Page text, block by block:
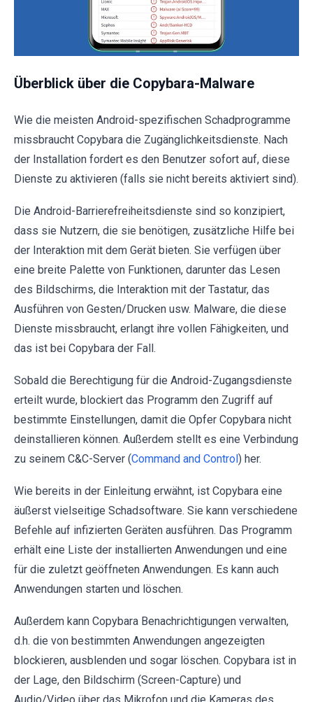
Überblick über die Copybara-Malware
Wie die meisten Android-spezifischen Schadprogramme
missbraucht Copybara die Zugänglichkeitsdienste. Nach
der Installation fordert es den Benutzer sofort auf, diese
Dienste zu aktivieren (falls sie nicht bereits aktiviert sind).
Die Android-Barrierefreiheitsdienste sind so konzipiert,
dass sie Nutzern, die sie benötigen, zusätzliche Hilfe bei
der Interaktion mit dem Gerät bieten. Sie verfügen über
eine breite Palette von Funktionen, darunter das Lesen
des Bildschirms, die Interaktion mit der Tastatur, das
Ausführen von Gesten/Drucken usw. Malware, die diese
Dienste missbraucht, erlangt ihre vollen Fähigkeiten, und
das ist bei Copybara der Fall.
Sobald die Berechtigung für die Android-Zugangsdienste
erteilt wurde, blockiert das Programm den Zugriff auf
bestimmte Einstellungen, damit die Opfer Copybara nicht
deinstallieren können. Außerdem stellt es eine Verbindung
zu seinem C&C-Server (Command and Control) her.
Wie bereits in der Einleitung erwähnt, ist Copybara eine
äußerst vielseitige Schadsoftware. Sie kann verschiedene
Befehle auf infizierten Geräten ausführen. Das Programm
erhält eine Liste der installierten Anwendungen und eine
für die zuletzt geöffneten Anwendungen. Es kann auch
Anwendungen starten und löschen.
Außerdem kann Copybara Benachrichtigungen verwalten,
d.h. die von bestimmten Anwendungen angezeigten
blockieren, ausblenden und sogar löschen. Copybara ist in
der Lage, den Bildschirm (Screen-Capture) und